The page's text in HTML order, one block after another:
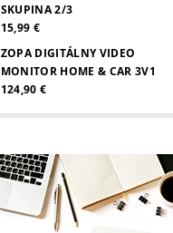
SKUPINA 2/3
15,99 €
ZOPA DIGITÁLNY VIDEO
MONITOR HOME & CAR 3V1
124,90 €